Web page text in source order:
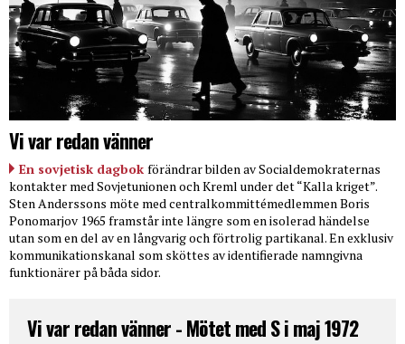
Vi var redan vänner
En sovjetisk dagbok förändrar bilden av Socialdemokraternas
kontakter med Sovjetunionen och Kreml under det “Kalla kriget”.
Sten Anderssons möte med centralkommittémedlemmen Boris
Ponomarjov 1965 framstår inte längre som en isolerad händelse
utan som en del av en långvarig och förtrolig partikanal. En exklusiv
kommunikationskanal som sköttes av identifierade namngivna
funktionärer på båda sidor.
Vi var redan vänner - Mötet med S i maj 1972